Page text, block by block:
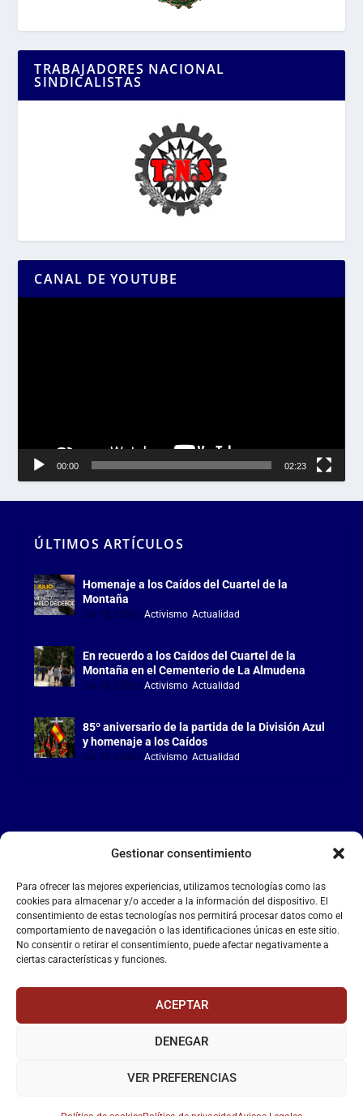
Gestionar consentimiento
Para ofrecer las mejores experiencias, utilizamos tecnologías como las
cookies para almacenar y/o acceder a la información del dispositivo. El
consentimiento de estas tecnologías nos permitirá procesar datos como el
comportamiento de navegación o las identificaciones únicas en este sitio.
No consentir o retirar el consentimiento, puede afectar negativamente a
ciertas características y funciones.
ACEPTAR
DENEGAR
VER PREFERENCIAS
TRABAJADORES NACIONAL
SINDICALISTAS
CANAL DE YOUTUBE
00:00 02:23
ÚLTIMOS ARTÍCULOS
Homenaje a los Caídos del Cuartel de la
Montaña
Jul 18, 2026 |Activismo ,Actualidad
En recuerdo a los Caídos del Cuartel de la
Montaña en el Cementerio de La Almudena
Jul 18, 2026 |Activismo ,Actualidad
85º aniversario de la partida de la División Azul
y homenaje a los Caídos
Jul 15, 2026 |Activismo ,Actualidad
LA FALANGE
Reproductor
de
vídeo